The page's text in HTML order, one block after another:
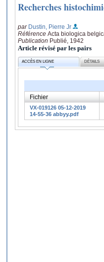
Recherches
par Dustin, Pierre Jr
Référence Acta biologica
Publication Publié, 1942
Article révisé par les pairs
ACCÈS EN LIGNE DÉTAILS
Fichier
VX-019126 05-12-2019
14-55-36 abbyy.pdf